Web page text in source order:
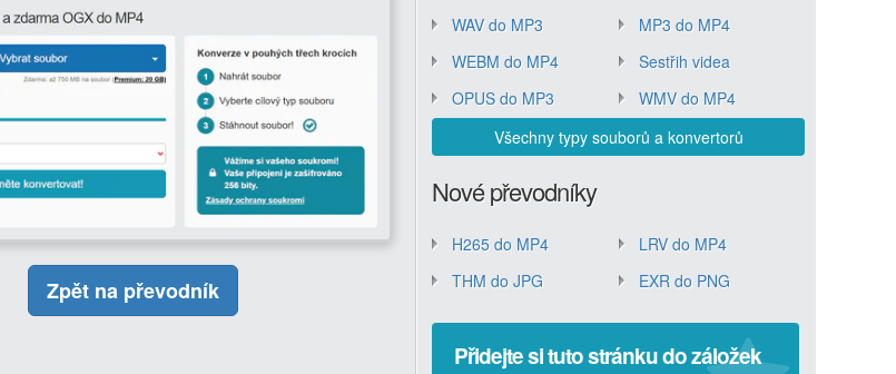
Zpět na převodník
WAV do MP3
MP3 do MP4
WEBM do MP4
Sestřih videa
OPUS do MP3
WMV do MP4
Všechny typy souborů a konvertorů
Nové převodníky
H265 do MP4
LRV do MP4
THM do JPG
EXR do PNG
Přidejte si tuto stránku do záložek